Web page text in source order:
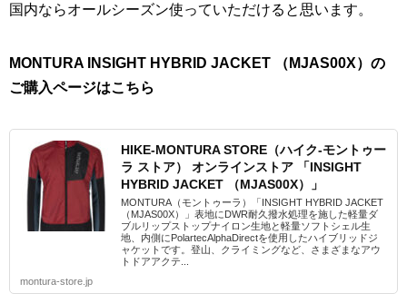
国内ならオールシーズン使っていただけると思います。
MONTURA INSIGHT HYBRID JACKET （MJAS00X）の
ご購入ページはこちら
HIKE-MONTURA STORE（ハイク-モントゥー
ラ ストア） オンラインストア 「INSIGHT
HYBRID JACKET （MJAS00X）」
MONTURA（モントゥーラ）「INSIGHT HYBRID JACKET
（MJAS00X）」表地にDWR耐久撥水処理を施した軽量ダ
ブルリップストップナイロン生地と軽量ソフトシェル生
地、内側にPolartecAlphaDirectを使用したハイブリッドジ
ャケットです。登山、クライミングなど、さまざまなアウ
トドアアクテ...
montura-store.jp